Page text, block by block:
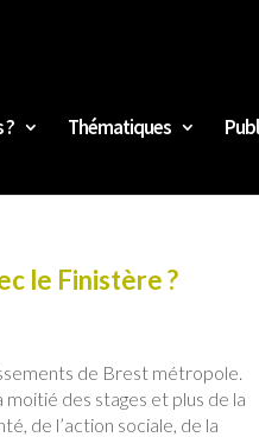
? Thématiques
le Finistère ?
de Brest métropole.
des stages et plus de la
de l’action sociale, de la